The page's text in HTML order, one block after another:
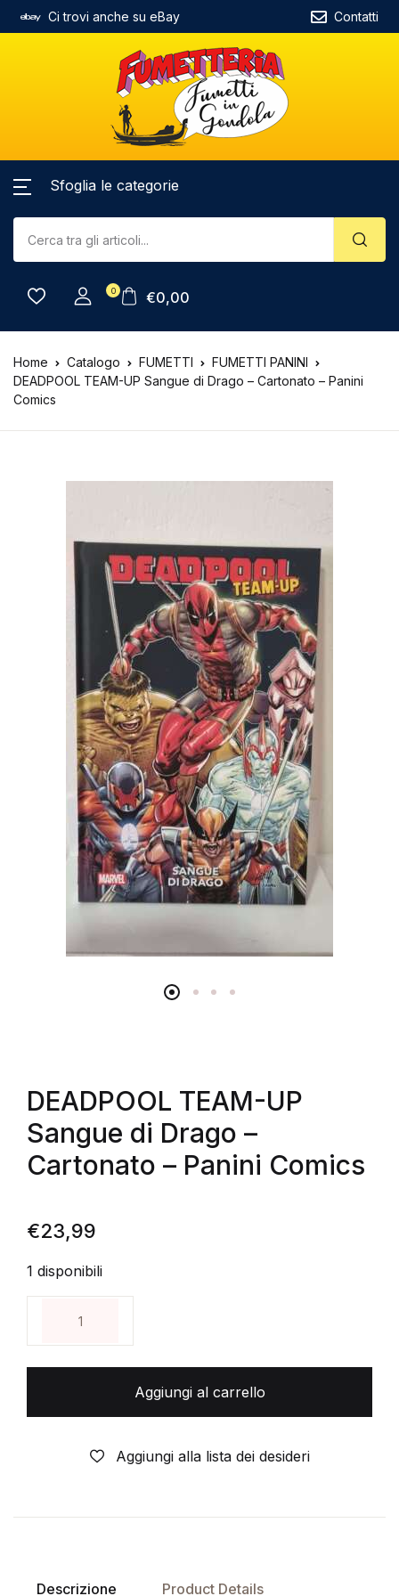
Ci trovi anche su eBay Contatti
Sfoglia le categorie
0 €0,00
Home Catalogo FUMETTI
FUMETTI PANINI
DEADPOOL TEAM-UP Sangue di Drago – Cartonato – Panini
Comics
DEADPOOL TEAM-UP
Sangue di Drago –
Cartonato – Panini Comics
€23,99
1 disponibili
Aggiungi al carrello
Aggiungi alla lista dei desideri
Descrizione Product Details